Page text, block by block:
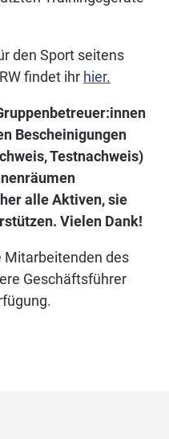
den Sport seitens
findet ihr hier.
Bescheinigungen
Testnachweis)
alle Aktiven, sie
Vielen Dank!
Mitarbeitenden des
Geschäftsführer